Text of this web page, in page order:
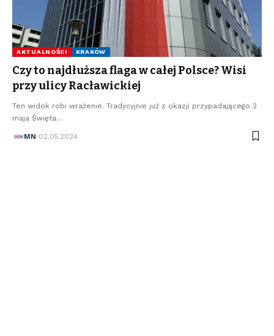
AKTUALNOŚCI KRAKÓW
Czy to najdłuższa flaga w całej Polsce? Wisi
przy ulicy Racławickiej
Ten widok robi wrażenie. Tradycyjnie już z okazji przypadającego 2
maja Święta…
MN 02.05.2024